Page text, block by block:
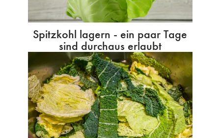
Spitzkohl lagern - ein paar Tage
sind durchaus erlaubt